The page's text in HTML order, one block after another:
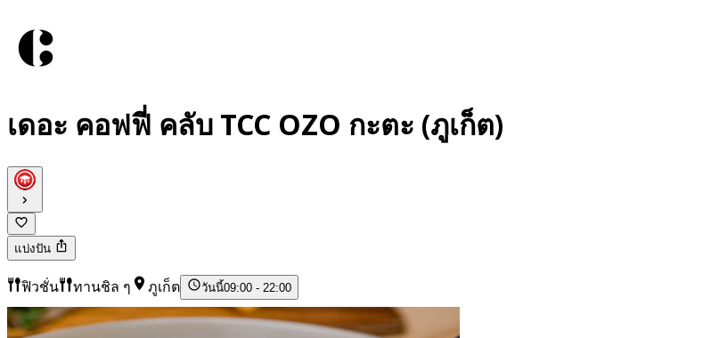
เดอะ คอฟฟี่ คลับ TCC OZO กะตะ (ภูเก็ต)
แบ่งปัน
ฟิวชั่น ทานชิล ๆ ภูเก็ต วันนี้09:00 - 22:00